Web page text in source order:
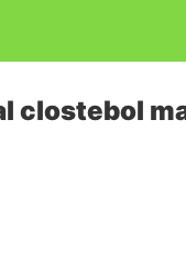
clostebol